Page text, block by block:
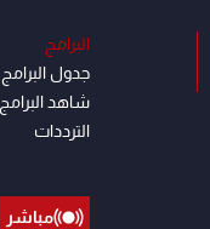
البرامج
جدول البرامج
شاهد البرامج
الترددات
مباشر